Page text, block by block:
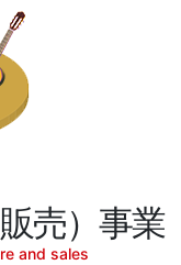
売）事業
and sales